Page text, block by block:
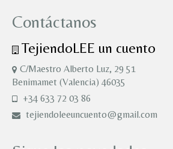
Contáctanos
TejiendoLEE un cuento
C/Maestro Alberto Luz, 29 51
Benimamet (Valencia) 46035
+34 633 72 03 86
tejiendoleeuncuento@gmail.com